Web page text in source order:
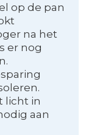
op de pan
na het
er nog
licht in
aan